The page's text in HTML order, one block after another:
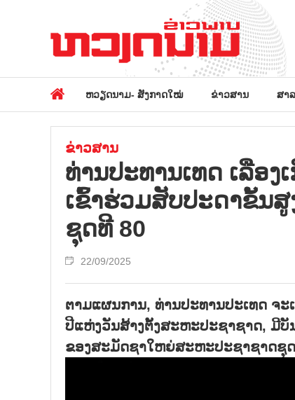
ຫວຽດນາມ- ສັງກາດໃໝ່ ຂ່າວສານ ສາ
ຂ່າວສານ
ທ່ານປະທານເທດ ເລືອງ
ເຂົ້າຮ່ວມສັບປະດາຂັ້ນ
ຊຸດທີ 80
22/09/2025
ຕາມແຜນການ, ທ່ານປະທານປະເທດ ຈ
ປີແຫ່ງວັນສ້າງຕັ້ງສະຫະປະຊາຊາດ, ມີ
ຂອງສະມັດຊາໃຫຍ່ສະຫະປະຊາຊາດຊຸ